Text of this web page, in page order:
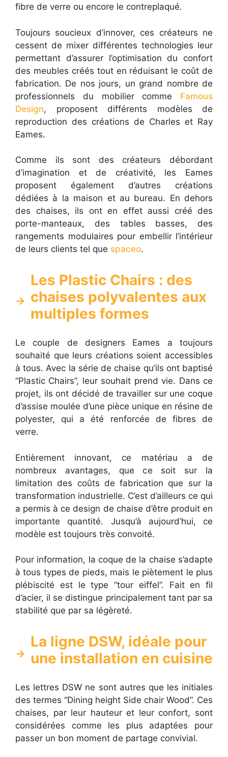
fibre de verre ou encore le contreplaqué.
Toujours soucieux d’innover, ces créateurs ne
cessent de mixer différentes technologies leur
permettant d’assurer l’optimisation du confort
des meubles créés tout en réduisant le coût de
fabrication. De nos jours, un grand nombre de
professionnels du mobilier comme Famous
Design, proposent différents modèles de
reproduction des créations de Charles et Ray
Eames.
Comme ils sont des créateurs débordant
d’imagination et de créativité, les Eames
proposent également d’autres créations
dédiées à la maison et au bureau. En dehors
des chaises, ils ont en effet aussi créé des
porte-manteaux, des tables basses, des
rangements modulaires pour embellir l’intérieur
de leurs clients tel que spaceo.
Les Plastic Chairs : des
chaises polyvalentes aux
multiples formes
Le couple de designers Eames a toujours
souhaité que leurs créations soient accessibles
à tous. Avec la série de chaise qu’ils ont baptisé
“Plastic Chairs”, leur souhait prend vie. Dans ce
projet, ils ont décidé de travailler sur une coque
d’assise moulée d’une pièce unique en résine de
polyester, qui a été renforcée de fibres de
verre.
Entièrement innovant, ce matériau a de
nombreux avantages, que ce soit sur la
limitation des coûts de fabrication que sur la
transformation industrielle. C’est d’ailleurs ce qui
a permis à ce design de chaise d’être produit en
importante quantité. Jusqu’à aujourd’hui, ce
modèle est toujours très convoité.
Pour information, la coque de la chaise s’adapte
à tous types de pieds, mais le piètement le plus
plébiscité est le type “tour eiffel”. Fait en fil
d’acier, il se distingue principalement tant par sa
stabilité que par sa légèreté.
La ligne DSW, idéale pour
une installation en cuisine
Les lettres DSW ne sont autres que les initiales
des termes “Dining height Side chair Wood”. Ces
chaises, par leur hauteur et leur confort, sont
considérées comme les plus adaptées pour
passer un bon moment de partage convivial.